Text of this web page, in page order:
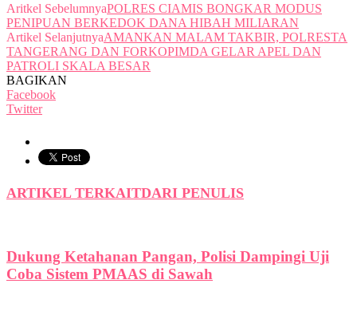
Aritkel SebelumnyaPOLRES CIAMIS BONGKAR MODUS
PENIPUAN BERKEDOK DANA HIBAH MILIARAN
Artikel SelanjutnyaAMANKAN MALAM TAKBIR, POLRESTA
TANGERANG DAN FORKOPIMDA GELAR APEL DAN
PATROLI SKALA BESAR
BAGIKAN
Facebook
Twitter
ARTIKEL TERKAITDARI PENULIS
Dukung Ketahanan Pangan, Polisi Dampingi Uji
Coba Sistem PMAAS di Sawah